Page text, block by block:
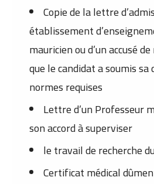
Copie de la lettre
établissement
mauricien ou d’un accusé
que le candidat a soumis
normes requises
Lettre d’un Professeur
son accord à superviser
le travail de recherche
Certificat médical